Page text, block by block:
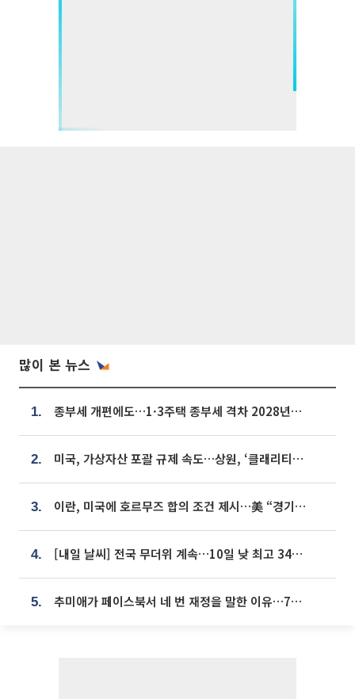
많이 본 뉴스
1. 종부세 개편에도…1·3주택 종부세 격차 2028년부터 확대
2. 미국, 가상자산 포괄 규제 속도…상원, ‘클래리티법’ 9월 절차투표 추진
3. 이란, 미국에 호르무즈 합의 조건 제시…美 “경기 아직 안 끝나” [종합]
4. [내일 날씨] 전국 무더위 계속…10일 낮 최고 34도 육박
5. 추미애가 페이스북서 네 번 재정을 말한 이유…7700억 추경 열쇠는 도의회에